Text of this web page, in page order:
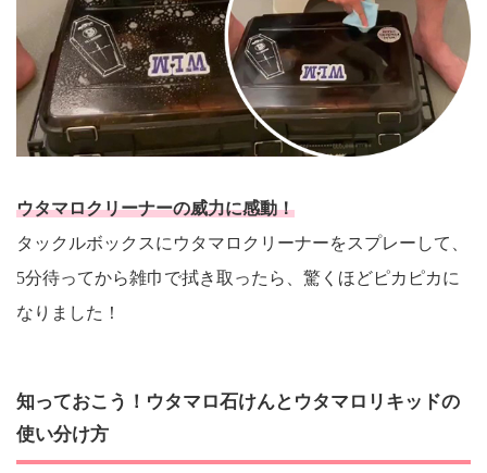
ウタマロクリーナーの威力に感動！
タックルボックスにウタマロクリーナーをスプレーして、
5分待ってから雑巾で拭き取ったら、驚くほどピカピカに
なりました！
知っておこう！ウタマロ石けんとウタマロリキッドの
使い分け方